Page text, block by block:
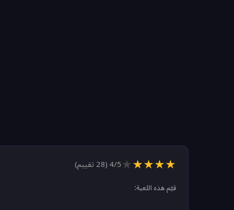
★
★
★
★
★
4/5 (
28 تقييم)
قيّم هذه اللعبة: